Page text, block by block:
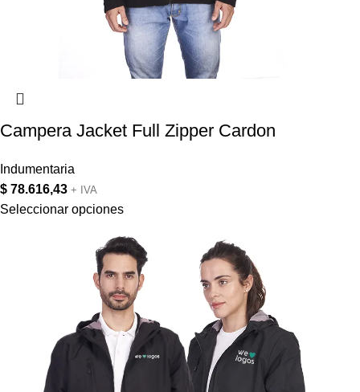
Campera Jacket Full Zipper Cardon
Indumentaria
$ 78.616,43 + IVA
Seleccionar opciones